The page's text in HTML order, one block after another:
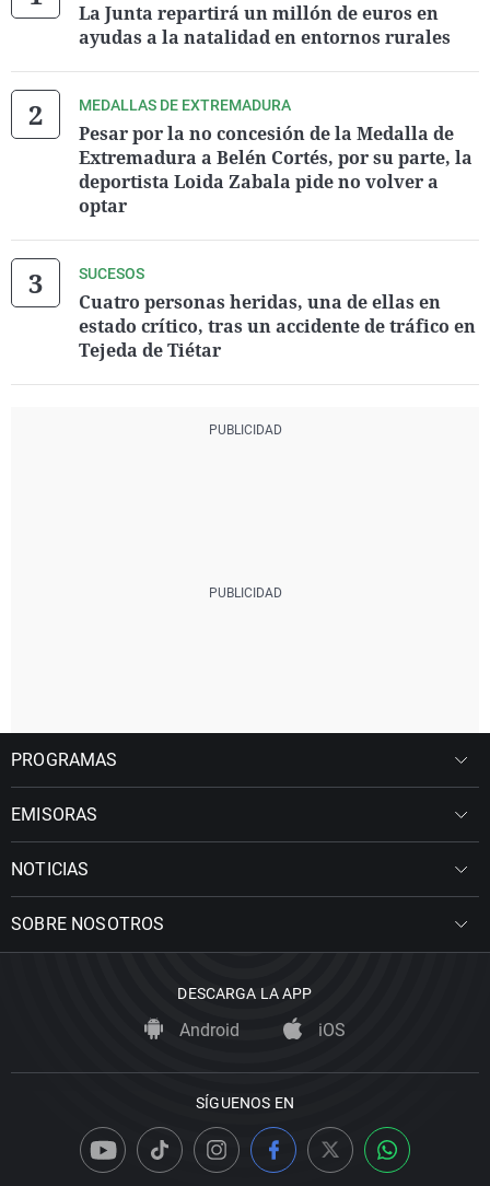
La Junta repartirá un millón de euros en
ayudas a la natalidad en entornos rurales
MEDALLAS DE EXTREMADURA
Pesar por la no concesión de la Medalla de
Extremadura a Belén Cortés, por su parte, la
deportista Loida Zabala pide no volver a
optar
SUCESOS
Cuatro personas heridas, una de ellas en
estado crítico, tras un accidente de tráfico en
Tejeda de Tiétar
PROGRAMAS
EMISORAS
NOTICIAS
SOBRE NOSOTROS
DESCARGA LA APP
Android iOS
SÍGUENOS EN